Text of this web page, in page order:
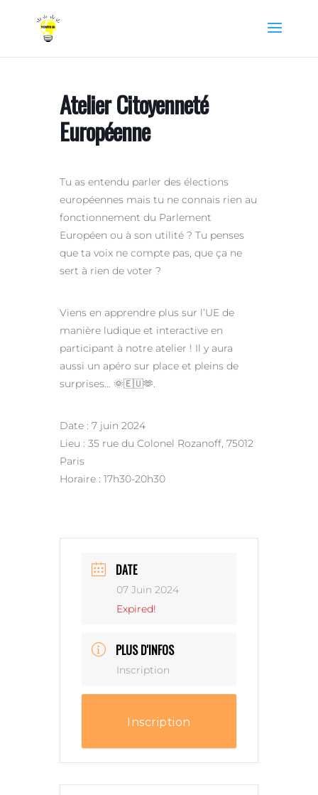
Atelier Citoyenneté
Européenne
Tu as entendu parler des élections
européennes mais tu ne connais rien au
fonctionnement du Parlement
Européen ou à son utilité ? Tu penses
que ta voix ne compte pas, que ça ne
sert à rien de voter ?
Viens en apprendre plus sur l’UE de
manière ludique et interactive en
participant à notre atelier ! Il y aura
aussi un apéro sur place et pleins de
surprises… 🌞🇪🇺🫶.
Date : 7 juin 2024
Lieu : 35 rue du Colonel Rozanoff, 75012
Paris
Horaire : 17h30-20h30
DATE
07 Juin 2024
Expired!
PLUS D'INFOS
Inscription
Inscription